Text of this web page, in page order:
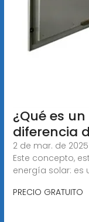
¿Qué es
diferencia
2 de mar. de
Este concepto,
energía solar: es
PRECIO GRATUITO